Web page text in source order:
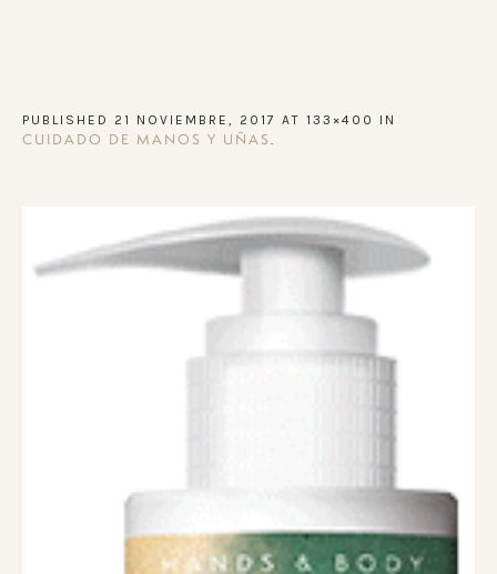
PUBLISHED 21 NOVIEMBRE, 2017 AT 133×400 IN
CUIDADO DE MANOS Y UÑAS .